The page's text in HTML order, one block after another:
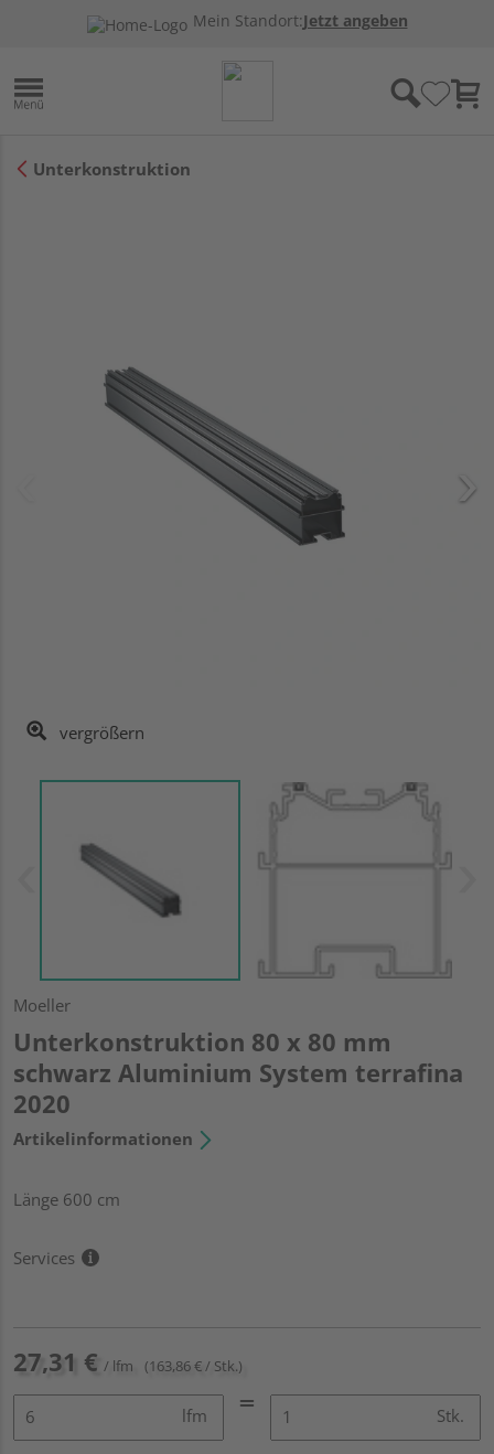
Mein Standort:Jetzt angeben
Unterkonstruktion
vergrößern
Moeller
Unterkonstruktion 80 x 80 mm
schwarz Aluminium System terrafina
2020
Artikelinformationen
Länge 600 cm
Services
27,31 € / lfm (163,86 € / Stk.)
lfm Stk.